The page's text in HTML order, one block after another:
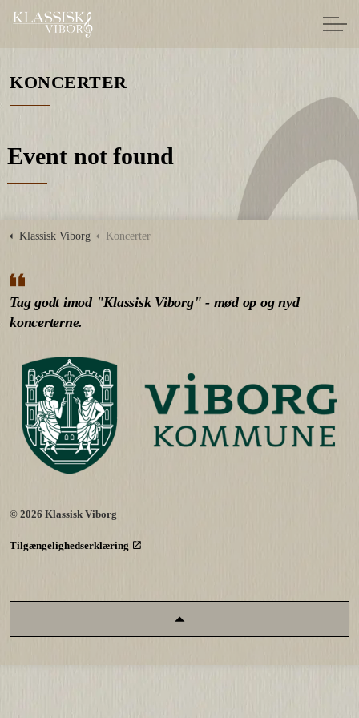
KONCERTER
Event not found
Klassisk Viborg Koncerter
Tag godt imod "Klassisk Viborg" - mød op og nyd
koncerterne.
© 2026 Klassisk Viborg
Tilgængelighedserklæring